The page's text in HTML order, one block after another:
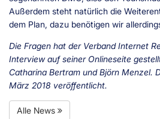
Außerdem steht natürlich die
dem Plan, dazu benötigen wir
Die Fragen hat der Verband Internet
Interview auf seiner Onlineseite
Catharina Bertram und Björn Menzel.
März 2018 veröffentlicht.
Alle News